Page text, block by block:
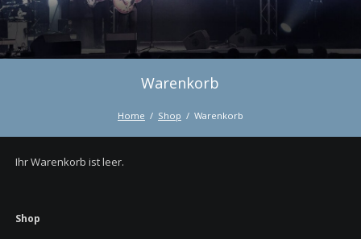
Warenkorb
Home Shop Warenkorb
Ihr Warenkorb ist leer.
Navigation
Shop